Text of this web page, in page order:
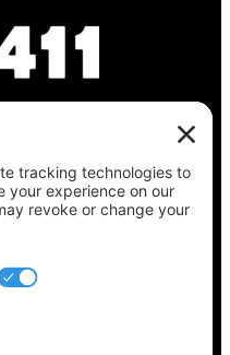
encuentre su
el estado de su
información
Vote411.org.